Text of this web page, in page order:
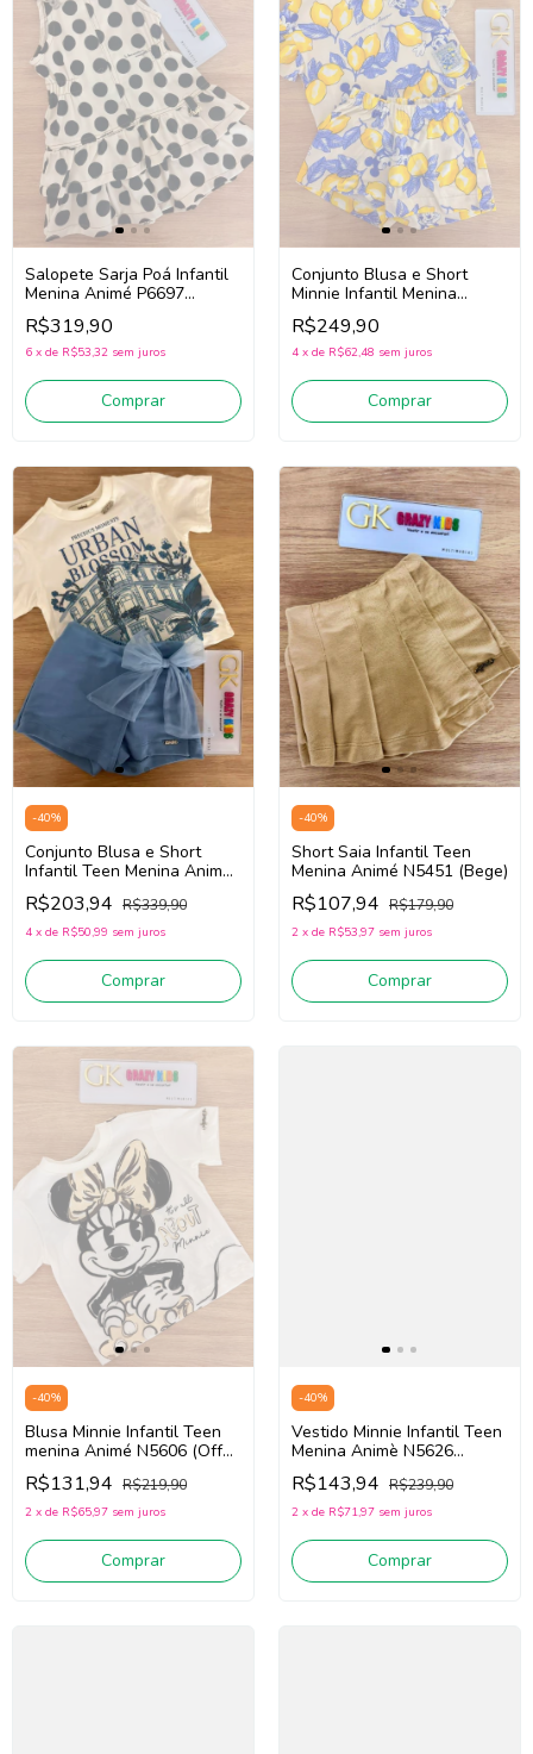
Salopete Sarja Poá Infantil
Menina Animé P6697
(Bege/Preto)
R$319,90
6 x de R$53,32 sem juros
Comprar
Conjunto Blusa e Short
Minnie Infantil Menina
Animé P6718
(Bege/Amarelo/Azul)
R$249,90
4 x de R$62,48 sem juros
Comprar
-40%
Conjunto Blusa e Short
Infantil Teen Menina Animé
N5746 (Off White/Azul)
R$203,94 R$339,90
4 x de R$50,99 sem juros
Comprar
-40%
Short Saia Infantil Teen
Menina Animé N5451 (Bege)
R$107,94 R$179,90
2 x de R$53,97 sem juros
Comprar
-40%
Blusa Minnie Infantil Teen
menina Animé N5606 (Off
White)
R$131,94 R$219,90
2 x de R$65,97 sem juros
Comprar
-40%
Vestido Minnie Infantil Teen
Menina Animè N5626
(Vermelho)
R$143,94 R$239,90
2 x de R$71,97 sem juros
Comprar